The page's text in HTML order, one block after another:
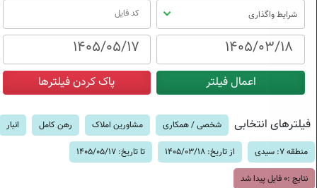
شرایط واگذاری
فیلترهای انتخابی شخصی / همکاری مشاورین املاک رهن کامل انبار
منطقه 7: سیدی از تاریخ: 1405/03/18 تا تاریخ: 1405/05/17
نتایج :0 فایل پیدا شد